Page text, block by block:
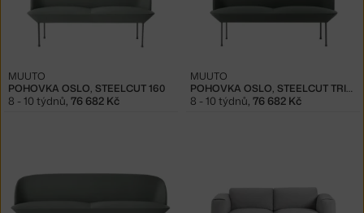
POHOVKA OSLO, STEELCUT 160
MUUTO
8 - 10 týdnů, 76 682 Kč
POHOVKA OSLO, STEELCUT TRIO 966
MUUTO
8 - 10 týdnů, 76 682 Kč